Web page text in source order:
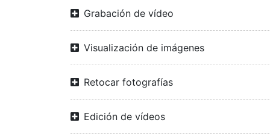
Grabación de vídeo
Visualización de imágenes
Retocar fotografías
Edición de vídeos